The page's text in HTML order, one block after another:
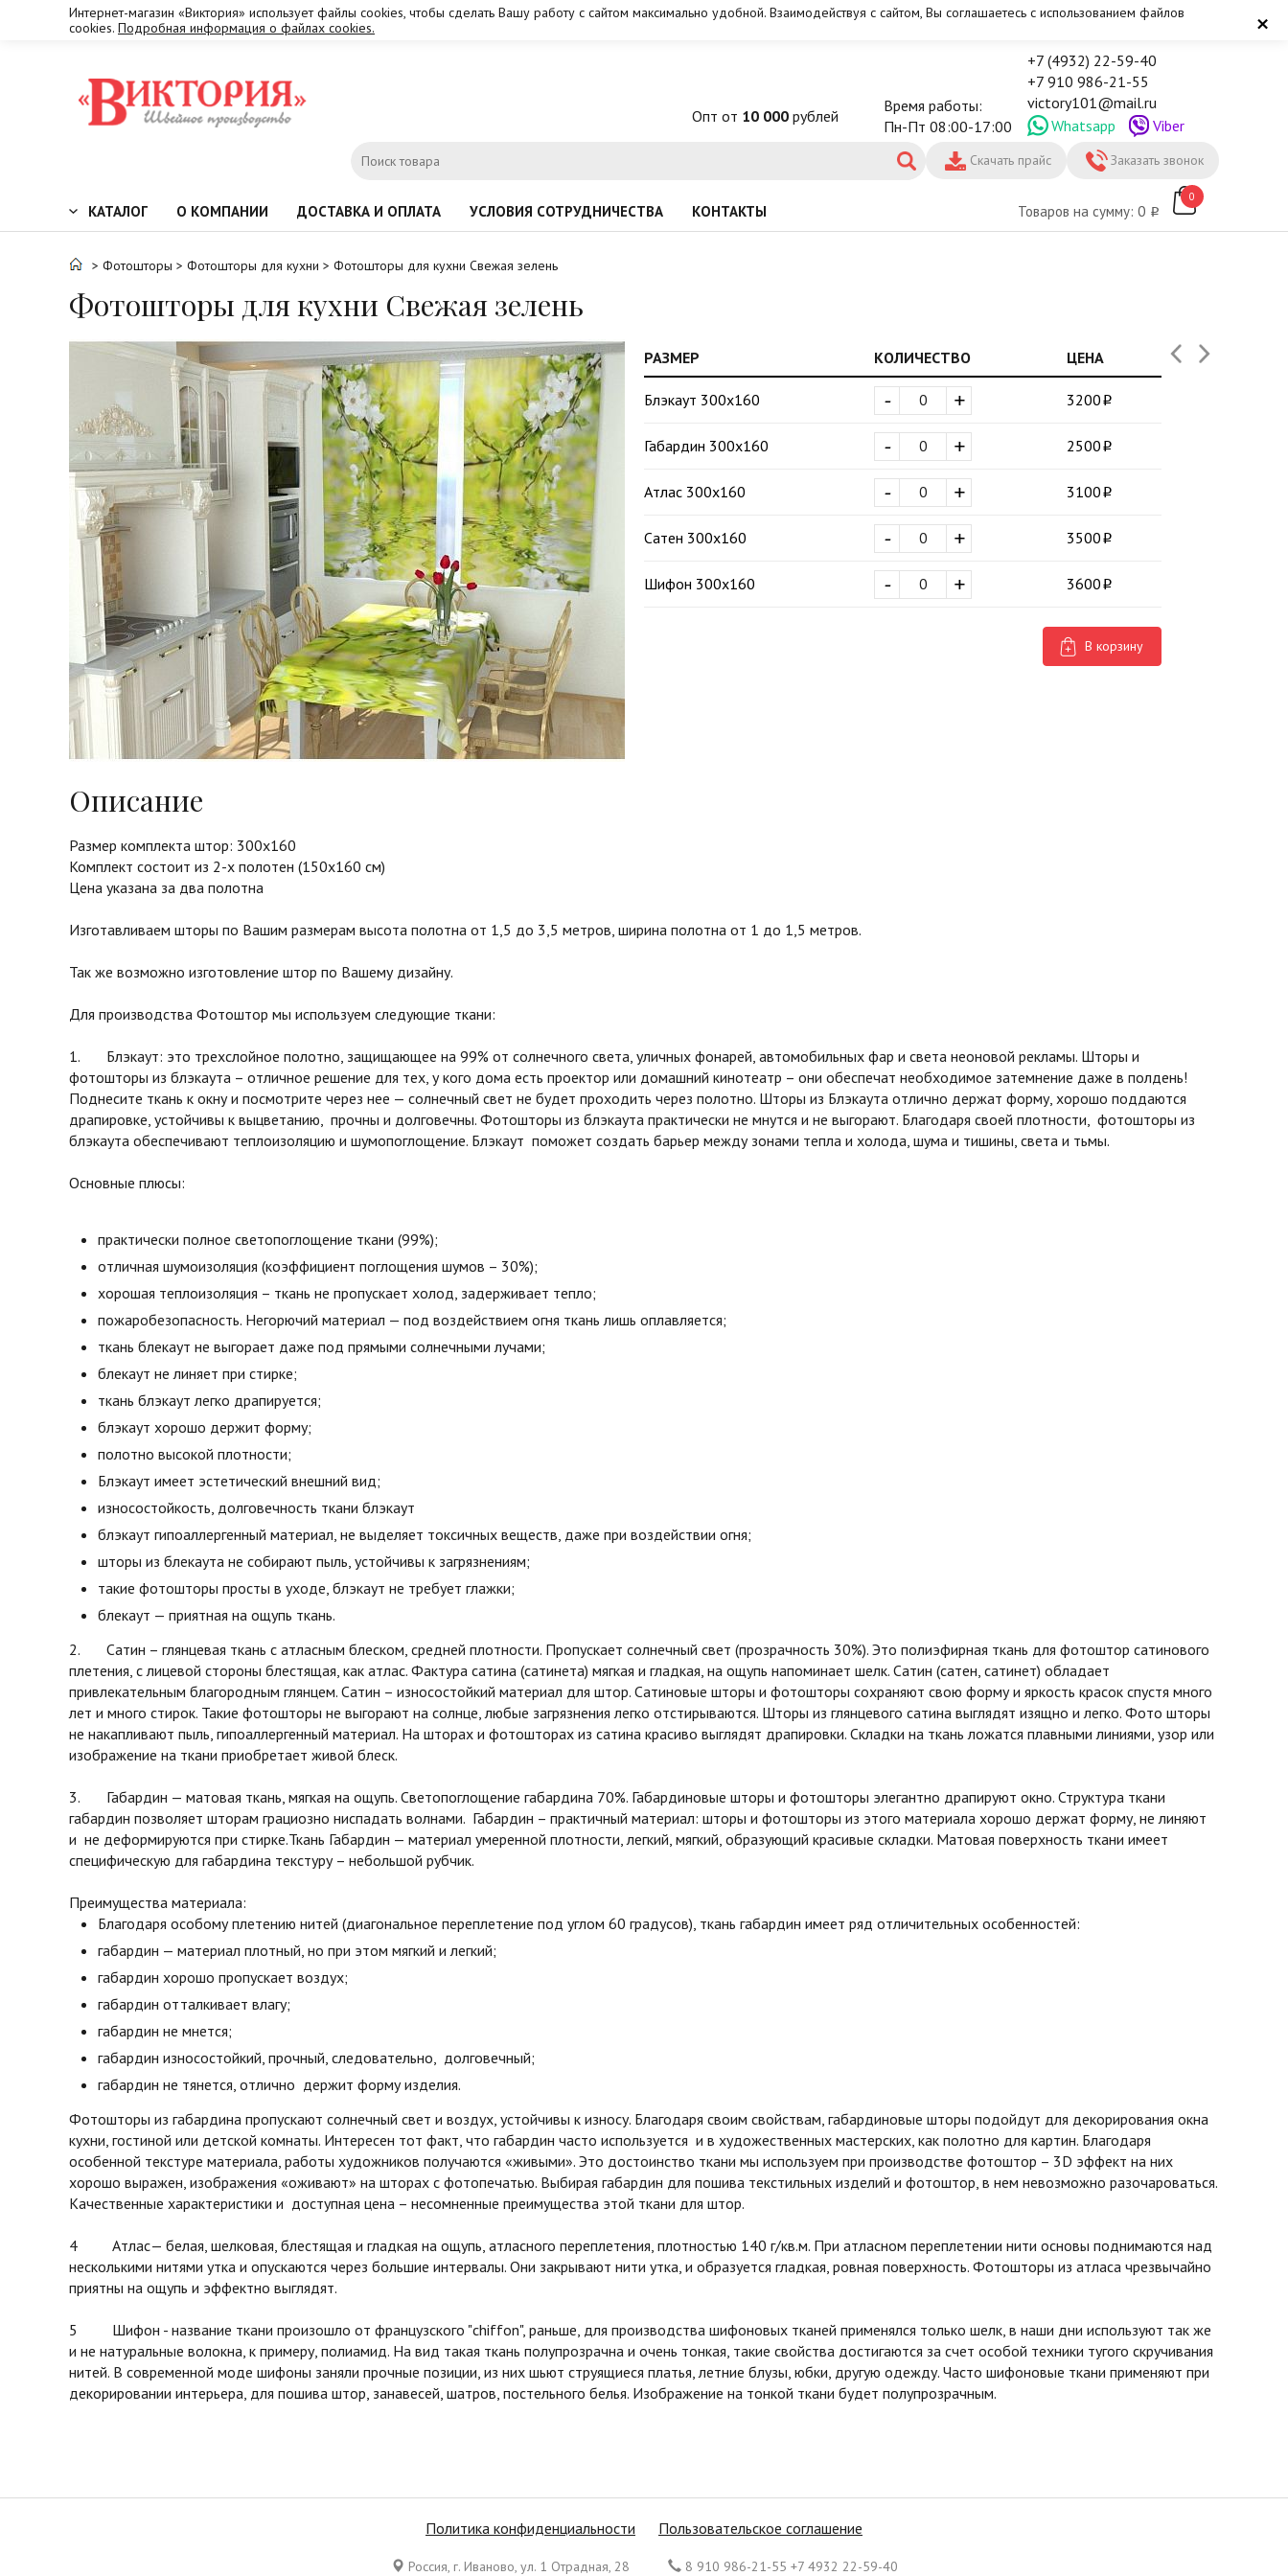
×
Интернет-магазин «Виктория» использует файлы cookies, чтобы сделать Вашу работу с сайтом максимально удобной. Взаимодействуя с сайтом, Вы соглашаетесь с использованием файлов
cookies. Подробная информация о файлах cookies.
Опт от 10 000 рублей
Время работы:
Пн-Пт 08:00-17:00
+7 (4932) 22-59-40
+7 910 986-21-55
victory101@mail.ru
Whatsapp
Viber
Заказать звонок
Скачать прайс
КАТАЛОГ О КОМПАНИИ ДОСТАВКА И ОПЛАТА УСЛОВИЯ СОТРУДНИЧЕСТВА КОНТАКТЫ Товаров на сумму: 0
0
> Фотошторы > Фотошторы для кухни > Фотошторы для кухни Свежая зелень
Фотошторы для кухни Свежая зелень
РАЗМЕР КОЛИЧЕСТВО ЦЕНА
Блэкаут 300х160 +
- 3200
Габардин 300х160 +
- 2500
Атлас 300х160 +
- 3100
Сатен 300х160 +
- 3500
Шифон 300х160 +
- 3600
В корзину
Описание
Размер комплекта штор: 300х160
Комплект состоит из 2-х полотен (150х160 см)
Цена указана за два полотна
Изготавливаем шторы по Вашим размерам высота полотна от 1,5 до 3,5 метров, ширина полотна от 1 до 1,5 метров.
Так же возможно изготовление штор по Вашему дизайну.
Для производства Фотоштор мы используем следующие ткани:
1. Блэкаут: это трехслойное полотно, защищающее на 99% от солнечного света, уличных фонарей, автомобильных фар и света неоновой рекламы. Шторы и
фотошторы из блэкаута – отличное решение для тех, у кого дома есть проектор или домашний кинотеатр – они обеспечат необходимое затемнение даже в полдень!
Поднесите ткань к окну и посмотрите через нее — солнечный свет не будет проходить через полотно. Шторы из Блэкаута отлично держат форму, хорошо поддаются
драпировке, устойчивы к выцветанию, прочны и долговечны. Фотошторы из блэкаута практически не мнутся и не выгорают. Благодаря своей плотности, фотошторы из
блэкаута обеспечивают теплоизоляцию и шумопоглощение. Блэкаут поможет создать барьер между зонами тепла и холода, шума и тишины, света и тьмы.
Основные плюсы:
практически полное светопоглощение ткани (99%);
отличная шумоизоляция (коэффициент поглощения шумов – 30%);
хорошая теплоизоляция – ткань не пропускает холод, задерживает тепло;
пожаробезопасность. Негорючий материал — под воздействием огня ткань лишь оплавляется;
ткань блекаут не выгорает даже под прямыми солнечными лучами;
блекаут не линяет при стирке;
ткань блэкаут легко драпируется;
блэкаут хорошо держит форму;
полотно высокой плотности;
Блэкаут имеет эстетический внешний вид;
износостойкость, долговечность ткани блэкаут
блэкаут гипоаллергенный материал, не выделяет токсичных веществ, даже при воздействии огня;
шторы из блекаута не собирают пыль, устойчивы к загрязнениям;
такие фотошторы просты в уходе, блэкаут не требует глажки;
блекаут — приятная на ощупь ткань.
2. Сатин – глянцевая ткань с атласным блеском, средней плотности. Пропускает солнечный свет (прозрачность 30%). Это полиэфирная ткань для фотоштор сатинового
плетения, с лицевой стороны блестящая, как атлас. Фактура сатина (сатинета) мягкая и гладкая, на ощупь напоминает шелк. Сатин (сатен, сатинет) обладает
привлекательным благородным глянцем. Сатин – износостойкий материал для штор. Сатиновые шторы и фотошторы сохраняют свою форму и яркость красок спустя много
лет и много стирок. Такие фотошторы не выгорают на солнце, любые загрязнения легко отстирываются. Шторы из глянцевого сатина выглядят изящно и легко. Фото шторы
не накапливают пыль, гипоаллергенный материал. На шторах и фотошторах из сатина красиво выглядят драпировки. Складки на ткань ложатся плавными линиями, узор или
изображение на ткани приобретает живой блеск.
3. Габардин — матовая ткань, мягкая на ощупь. Светопоглощение габардина 70%. Габардиновые шторы и фотошторы элегантно драпируют окно. Структура ткани
габардин позволяет шторам грациозно ниспадать волнами. Габардин – практичный материал: шторы и фотошторы из этого материала хорошо держат форму, не линяют
и не деформируются при стирке.Ткань Габардин — материал умеренной плотности, легкий, мягкий, образующий красивые складки. Матовая поверхность ткани имеет
специфическую для габардина текстуру – небольшой рубчик.
Преимущества материала:
Благодаря особому плетению нитей (диагональное переплетение под углом 60 градусов), ткань габардин имеет ряд отличительных особенностей:
габардин — материал плотный, но при этом мягкий и легкий;
габардин хорошо пропускает воздух;
габардин отталкивает влагу;
габардин не мнется;
габардин износостойкий, прочный, следовательно, долговечный;
габардин не тянется, отлично держит форму изделия.
Фотошторы из габардина пропускают солнечный свет и воздух, устойчивы к износу. Благодаря своим свойствам, габардиновые шторы подойдут для декорирования окна
кухни, гостиной или детской комнаты. Интересен тот факт, что габардин часто используется и в художественных мастерских, как полотно для картин. Благодаря
особенной текстуре материала, работы художников получаются «живыми». Это достоинство ткани мы используем при производстве фотоштор – 3D эффект на них
хорошо выражен, изображения «оживают» на шторах с фотопечатью. Выбирая габардин для пошива текстильных изделий и фотоштор, в нем невозможно разочароваться.
Качественные характеристики и доступная цена – несомненные преимущества этой ткани для штор.
4 Атлас— белая, шелковая, блестящая и гладкая на ощупь, атласного переплетения, плотностью 140 г/кв.м. При атласном переплетении нити основы поднимаются над
несколькими нитями утка и опускаются через большие интервалы. Они закрывают нити утка, и образуется гладкая, ровная поверхность. Фотошторы из атласа чрезвычайно
приятны на ощупь и эффектно выглядят.
5 Шифон - название ткани произошло от французского "chiffon", раньше, для производства шифоновых тканей применялся только шелк, в наши дни используют так же
и не натуральные волокна, к примеру, полиамид. На вид такая ткань полупрозрачна и очень тонкая, такие свойства достигаются за счет особой техники тугого скручивания
нитей. В современной моде шифоны заняли прочные позиции, из них шьют струящиеся платья, летние блузы, юбки, другую одежду. Часто шифоновые ткани применяют при
декорировании интерьера, для пошива штор, занавесей, шатров, постельного белья. Изображение на тонкой ткани будет полупрозрачным.
Политика конфиденциальности Пользовательское соглашение
Россия, г. Иваново, ул. 1 Отрадная, 28 8 910 986-21-55 +7 4932 22-59-40